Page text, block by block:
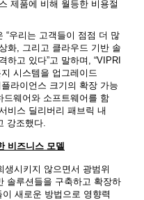
제품에 비해 월등한 비용절
“우리는 고객들이 점점 더 많
화 그리고 클라우드 기반 솔
하고 있다”고 말하며
, “VIPRI
시스템을 업그레이드
플라이언스 크기의 확장 가능
드웨어와 소프트웨어를 함
비스 딜리버리 패브릭 내
강조했다
비즈니스 모델
생시키지 않으면서 광범위
솔루션들을 구축하고 확장하
이 새로운 방법으로 영향력